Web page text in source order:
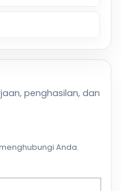
penghasilan, dan
Anda.